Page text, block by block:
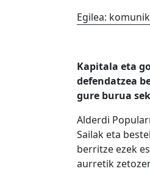
Egilea:
Kapitala eta
defendatzea
gure burua
Alderdi
Sailak eta
berritze ezek
aurretik